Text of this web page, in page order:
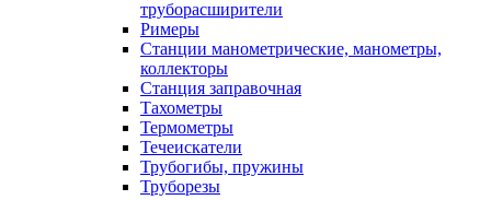
труборасширители
Римеры
Станции манометрические, манометры,
коллекторы
Станция заправочная
Тахометры
Термометры
Течеискатели
Трубогибы, пружины
Труборезы